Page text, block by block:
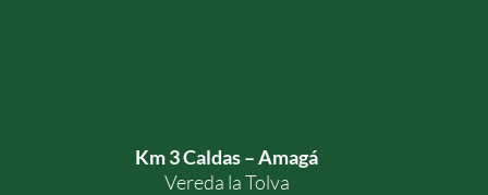
Km 3 Caldas – Amagá
Vereda la Tolva